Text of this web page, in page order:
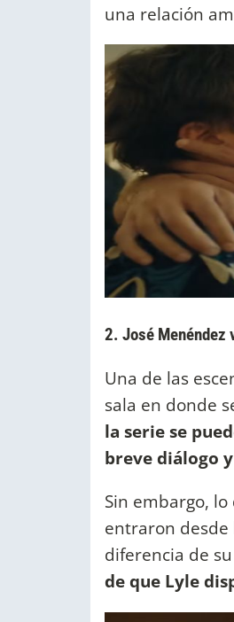
una relación
2. José Menéndez
Una de las
sala en donde
la serie se
breve diálogo
Sin embargo,
entraron desde
diferencia de
de que Lyle